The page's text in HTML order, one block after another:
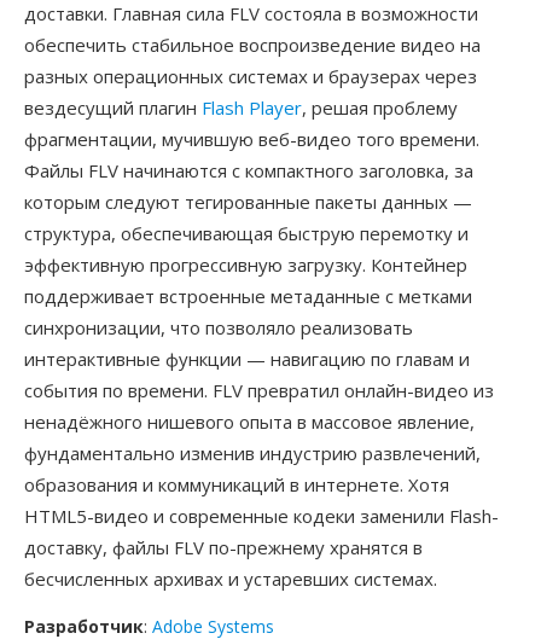
доставки. Главная сила FLV состояла в возможности
обеспечить стабильное воспроизведение видео на
разных операционных системах и браузерах через
вездесущий плагин Flash Player, решая проблему
фрагментации, мучившую веб-видео того времени.
Файлы FLV начинаются с компактного заголовка, за
которым следуют тегированные пакеты данных —
структура, обеспечивающая быструю перемотку и
эффективную прогрессивную загрузку. Контейнер
поддерживает встроенные метаданные с метками
синхронизации, что позволяло реализовать
интерактивные функции — навигацию по главам и
события по времени. FLV превратил онлайн-видео из
ненадёжного нишевого опыта в массовое явление,
фундаментально изменив индустрию развлечений,
образования и коммуникаций в интернете. Хотя
HTML5-видео и современные кодеки заменили Flash-
доставку, файлы FLV по-прежнему хранятся в
бесчисленных архивах и устаревших системах.
Разработчик: Adobe Systems